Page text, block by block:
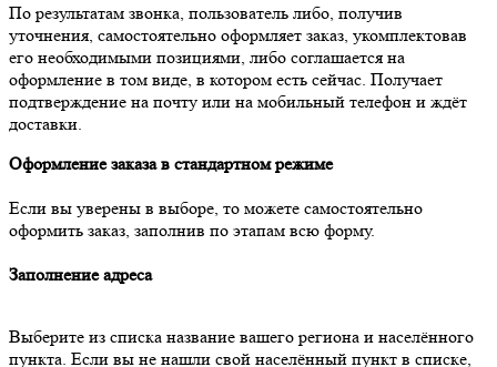
По результатам звонка, пользователь либо, получив
уточнения, самостоятельно оформляет заказ, укомплектовав
его необходимыми позициями, либо соглашается на
оформление в том виде, в котором есть сейчас. Получает
подтверждение на почту или на мобильный телефон и ждёт
доставки.
Оформление заказа в стандартном режиме
Если вы уверены в выборе, то можете самостоятельно
оформить заказ, заполнив по этапам всю форму.
Заполнение адреса
Выберите из списка название вашего региона и населённого
пункта. Если вы не нашли свой населённый пункт в списке,